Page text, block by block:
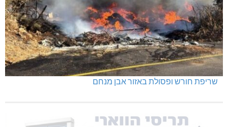
שריפת חורש ופסולת באזור אבן מנחם